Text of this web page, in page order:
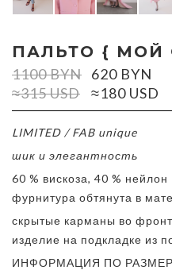
ПАЛЬТО { МОЙ
1100BYN
≈315 USD
620 BYN
≈180 USD
LIMITED / FAB unique
шик и элегантность
60 % вискоза, 40 % нейлон
фурнитура обтянута в
скрытые карманы во
изделие на подкладке из
ИНФОРМАЦИЯ ПО